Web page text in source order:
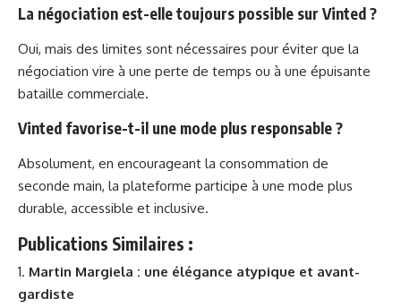
La négociation est-elle toujours possible sur Vinted ?
Oui, mais des limites sont nécessaires pour éviter que la
négociation vire à une perte de temps ou à une épuisante
bataille commerciale.
Vinted favorise-t-il une mode plus responsable ?
Absolument, en encourageant la consommation de
seconde main, la plateforme participe à une mode plus
durable, accessible et inclusive.
Publications Similaires :
Martin Margiela : une élégance atypique et avant-
gardiste